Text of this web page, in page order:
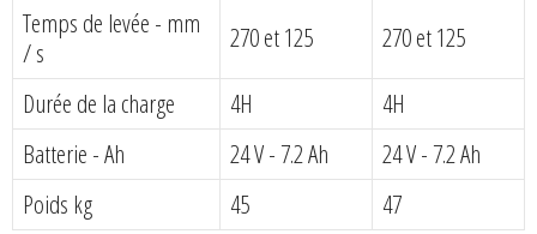
Temps de levée - mm
/ s
270 et 125
270 et 125
Durée de la charge
4H
4H
Batterie - Ah
24 V - 7.2 Ah
24 V - 7.2 Ah
Poids kg
45 47